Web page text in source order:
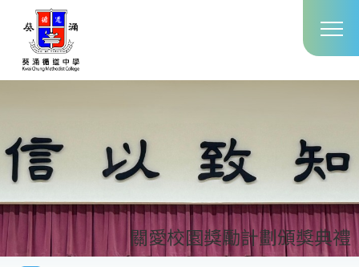
移至主內容
關愛校園獎勵計劃頒獎典禮